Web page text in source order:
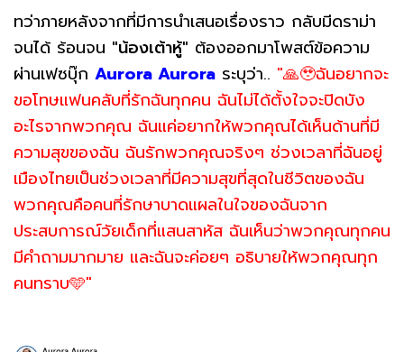
ทว่าภายหลังจากที่มีการนำเสนอเรื่องราว กลับมีดราม่า
จนได้ ร้อนจน "น้องเต้าหู้" ต้องออกมาโพสต์ข้อความ
ผ่านเฟซบุ๊ก Aurora Aurora ระบุว่า.. "🙏🥹ฉันอยากจะ
ขอโทษแฟนคลับที่รักฉันทุกคน ฉันไม่ได้ตั้งใจจะปิดบัง
อะไรจากพวกคุณ ฉันแค่อยากให้พวกคุณได้เห็นด้านที่มี
ความสุขของฉัน ฉันรักพวกคุณจริงๆ ช่วงเวลาที่ฉันอยู่
เมืองไทยเป็นช่วงเวลาที่มีความสุขที่สุดในชีวิตของฉัน
พวกคุณคือคนที่รักษาบาดแผลในใจของฉันจาก
ประสบการณ์วัยเด็กที่แสนสาหัส ฉันเห็นว่าพวกคุณทุกคน
มีคำถามมากมาย และฉันจะค่อยๆ อธิบายให้พวกคุณทุก
คนทราบ🩵"